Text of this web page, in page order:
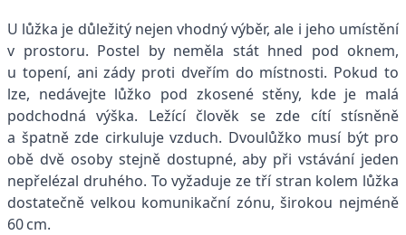
U lůžka je důležitý nejen vhodný výběr, ale i jeho umístění
v prostoru. Postel by neměla stát hned pod oknem,
u topení, ani zády proti dveřím do místnosti. Pokud to
lze, nedávejte lůžko pod zkosené stěny, kde je malá
podchodná výška. Ležící člověk se zde cítí stísněně
a špatně zde cirkuluje vzduch. Dvoulůžko musí být pro
obě dvě osoby stejně dostupné, aby při vstávání jeden
nepřelézal druhého. To vyžaduje ze tří stran kolem lůžka
dostatečně velkou komunikační zónu, širokou nejméně
60 cm.